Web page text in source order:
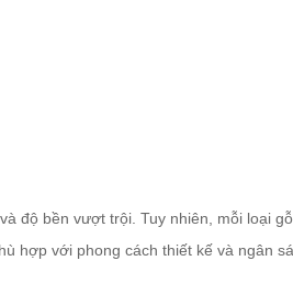
bền vượt trội. Tuy nhiên, mỗi loại
hợp với phong cách thiết kế và ngân